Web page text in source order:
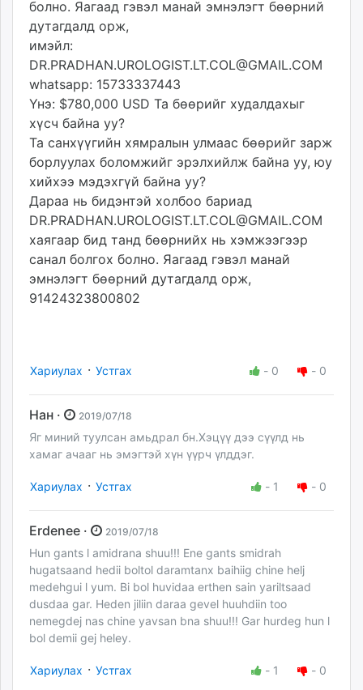
болно. Яагаад гэвэл манай эмнэлэгт бөөрний
дутагдалд орж,
имэйл:
DR.PRADHAN.UROLOGIST.LT.COL@GMAIL.COM
whatsapp: 15733337443
Үнэ: $780,000 USD Та бөөрийг худалдахыг
хүсч байна уу?
Та санхүүгийн хямралын улмаас бөөрийг зарж
борлуулах боломжийг эрэлхийлж байна уу, юу
хийхээ мэдэхгүй байна уу?
Дараа нь бидэнтэй холбоо бариад
DR.PRADHAN.UROLOGIST.LT.COL@GMAIL.COM
хаягаар бид танд бөөрнийх нь хэмжээгээр
санал болгох болно. Яагаад гэвэл манай
эмнэлэгт бөөрний дутагдалд орж,
91424323800802
Хариулах · Устгах - 0 - 0
Нан · 2019/07/18
Яг миний туулсан амьдрал бн.Хэцүү дээ сүүлд нь
хамаг ачааг нь эмэгтэй хүн үүрч үлддэг.
Хариулах · Устгах - 1 - 0
Erdenee · 2019/07/18
Hun gants l amidrana shuu!!! Ene gants smidrah
hugatsaand hedii boltol daramtanx baihiig chine helj
medehgui l yum. Bi bol huvidaa erthen sain yariltsaad
dusdaa gar. Heden jiliin daraa gevel huuhdiin too
nemegdej nas chine yavsan bna shuu!!! Gar hurdeg hun l
bol demii gej heley.
Хариулах · Устгах - 1 - 0